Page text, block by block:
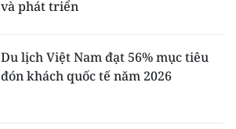
và phát triển
Du lịch Việt Nam đạt 56% mục tiêu
đón khách quốc tế năm 2026